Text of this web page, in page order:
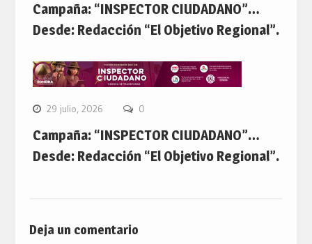
Campaña: “INSPECTOR CIUDADANO”…
Desde: Redacción “El Objetivo Regional”.
29 julio, 2026 0
Campaña: “INSPECTOR CIUDADANO”…
Desde: Redacción “El Objetivo Regional”.
Deja un comentario